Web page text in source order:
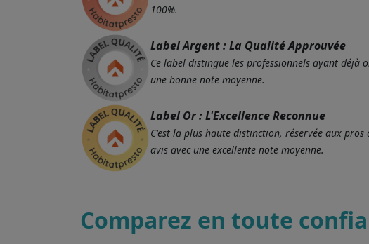
100%.
Label Argent : La Qualité Approuvée
Ce label distingue les professionnels ayant déjà
une bonne note moyenne.
Label Or : L'Excellence Reconnue
C'est la plus haute distinction, réservée aux
avis avec une excellente note moyenne.
Comparez en toute